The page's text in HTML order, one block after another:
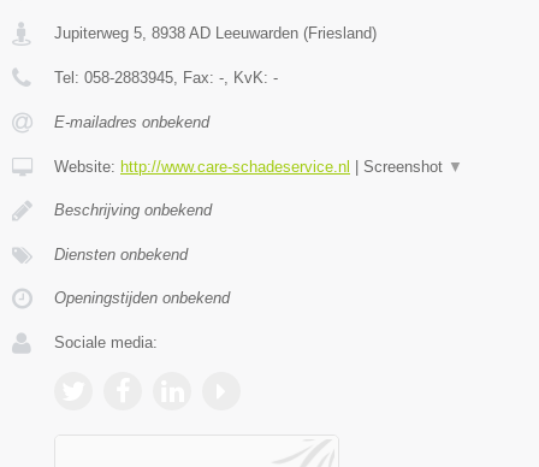
Jupiterweg 5, 8938 AD Leeuwarden (Friesland)
Tel: 058-2883945, Fax: -, KvK: -
E-mailadres onbekend
Website: http://www.care-schadeservice.nl Screenshot ▼
Beschrijving onbekend
Diensten onbekend
Openingstijden onbekend
Sociale media: